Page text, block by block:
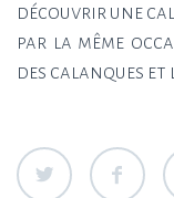
découvrir une
par la même
des calanques et